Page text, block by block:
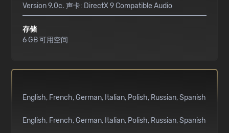
Version 9.0c. 声卡: DirectX 9 Compatible Audio
存储
6 GB 可用空间
English French German Italian Polish Russian Spanish
English French German Italian Polish Russian Spanish